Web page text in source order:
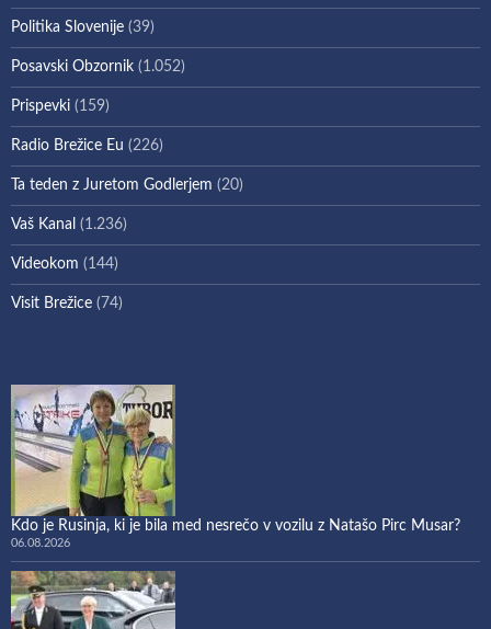
Politika Slovenije (39)
Posavski Obzornik (1.052)
Prispevki (159)
Radio Brežice Eu (226)
Ta teden z Juretom Godlerjem (20)
Vaš Kanal (1.236)
Videokom (144)
Visit Brežice (74)
Kdo je Rusinja, ki je bila med nesrečo v vozilu z Natašo Pirc Musar?
06.08.2026